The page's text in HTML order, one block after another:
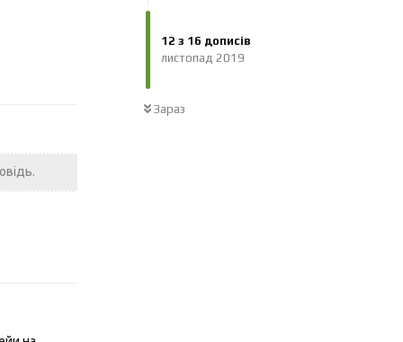
12 з 16 дописів
листопад 2019
Зараз